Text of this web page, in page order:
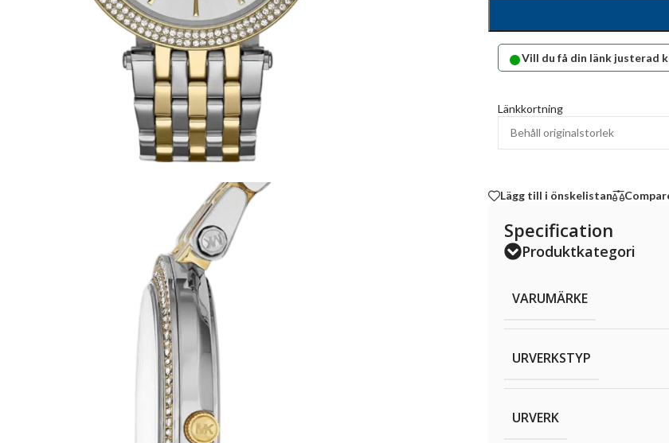
•Vill du få din länk justerad
Länkkortning
Lägg till i önskelistan
Specification
Produktkategori
VARUMÄRKE
URVERKSTYP
URVERK